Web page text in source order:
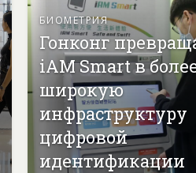
БИОМЕТРИЯ
Гонконг
iAM Smart в
широкую
инфраструктуру
цифровой
идентификации